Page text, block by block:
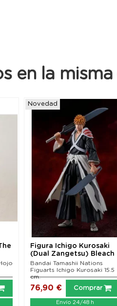
en la
Novedad
Figura Ichigo Kurosaki
(Dual Zangetsu) Bleach
S.H. Figuarts
Bandai Tamashii Nations
Figuarts Ichigo Kurosaki 15.5
cm.
76,90 € Comprar
Envío 24/48 h